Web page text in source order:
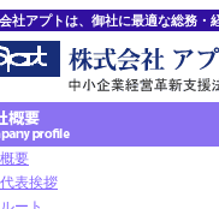
社アプトは、御社に最適な総務・
要
表挨拶